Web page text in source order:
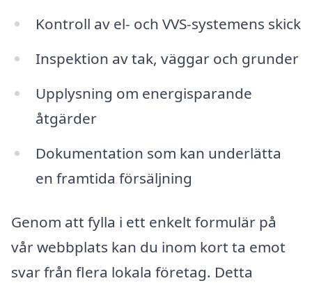
Kontroll av el- och VVS-systemens skick
Inspektion av tak, väggar och grunder
Upplysning om energisparande
åtgärder
Dokumentation som kan underlätta
en framtida försäljning
Genom att fylla i ett enkelt formulär på
vår webbplats kan du inom kort ta emot
svar från flera lokala företag. Detta